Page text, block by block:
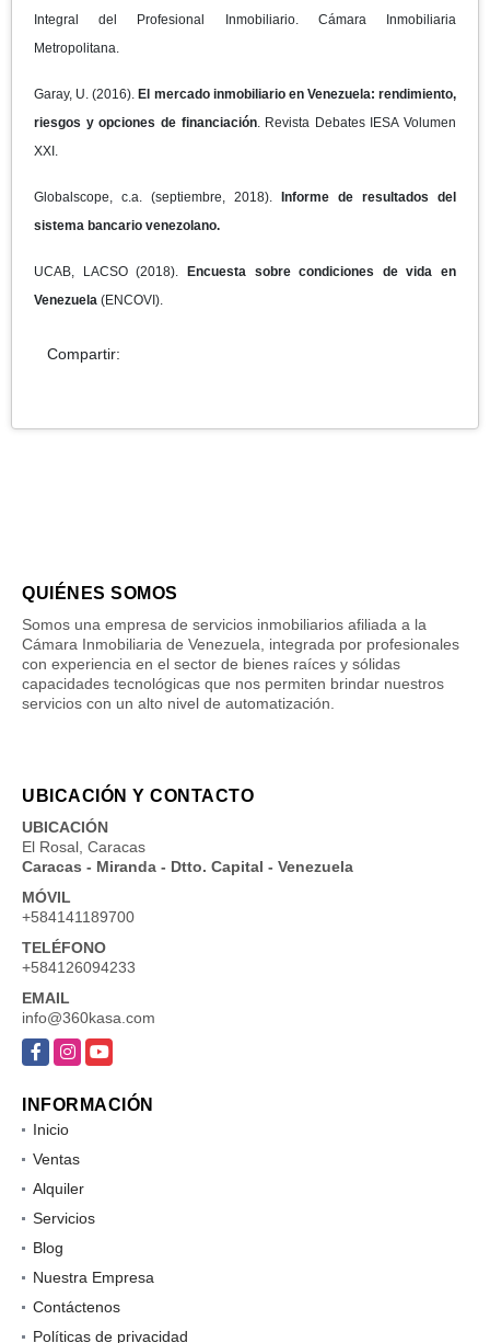
Integral del Profesional Inmobiliario. Cámara Inmobiliaria
Metropolitana.
Garay, U. (2016).El mercado inmobiliario en Venezuela: rendimiento,
riesgos y opciones de financiación. Revista Debates IESA Volumen
XXI.
Globalscope, c.a. (septiembre, 2018). Informe de resultados del
sistema bancario venezolano.
UCAB, LACSO (2018). Encuesta sobre condiciones de vida en
Venezuela (ENCOVI).
Compartir:
QUIÉNES SOMOS
Somos una empresa de servicios inmobiliarios afiliada a la
Cámara Inmobiliaria de Venezuela, integrada por profesionales
con experiencia en el sector de bienes raíces y sólidas
capacidades tecnológicas que nos permiten brindar nuestros
servicios con un alto nivel de automatización.
UBICACIÓN Y CONTACTO
UBICACIÓN
El Rosal, Caracas
Caracas - Miranda - Dtto. Capital - Venezuela
MÓVIL
+584141189700
TELÉFONO
+584126094233
EMAIL
info@360kasa.com
Facebook
InstagramYouTube
INFORMACIÓN
Inicio
Ventas
Alquiler
Servicios
Blog
Nuestra Empresa
Contáctenos
Políticas de privacidad